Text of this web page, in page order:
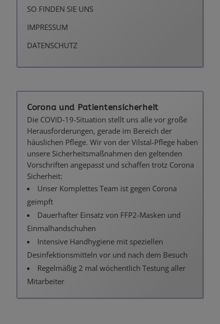
SO FINDEN SIE UNS
IMPRESSUM
DATENSCHUTZ
Corona und Patientensicherheit
Die COVID-19-Situation stellt uns alle vor große
Herausforderungen, gerade im Bereich der
häuslichen Pflege. Wir von der Vilstal-Pflege haben
unsere Sicherheitsmaßnahmen den geltenden
Vorschriften angepasst und schaffen trotz Corona
Sicherheit:
Unser Komplettes Team ist gegen Corona
geimpft
Dauerhafter Einsatz von FFP2-Masken und
Einmalhandschuhen
Intensive Handhygiene mit speziellen
Desinfektionsmitteln vor und nach dem Besuch
Regelmäßig 2 mal wöchentlich Testung aller
Mitarbeiter